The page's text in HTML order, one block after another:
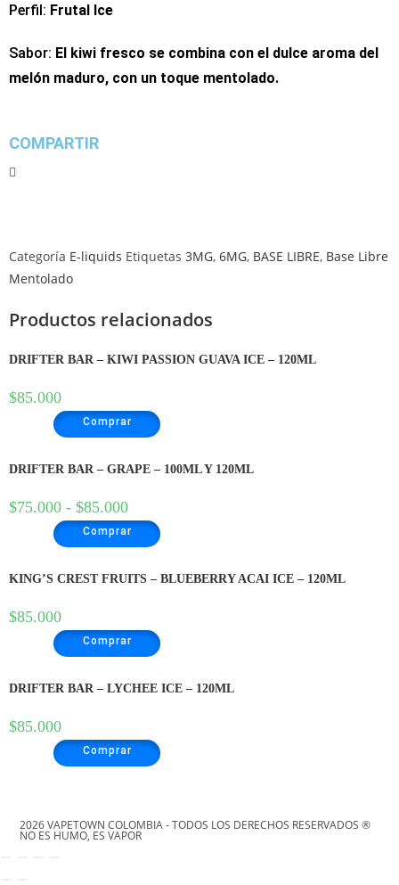
Perfil: Frutal Ice
Sabor: El kiwi fresco se combina con el dulce aroma del
melón maduro, con un toque mentolado.
COMPARTIR
Categoría E-liquids Etiquetas 3MG, 6MG, BASE LIBRE, Base Libre
Mentolado
Productos relacionados
DRIFTER BAR – KIWI PASSION GUAVA ICE – 120ML
$85.000
Comprar
DRIFTER BAR – GRAPE – 100ML Y 120ML
$75.000 - $85.000
Comprar
KING’S CREST FRUITS – BLUEBERRY ACAI ICE – 120ML
$85.000
Comprar
DRIFTER BAR – LYCHEE ICE – 120ML
$85.000
Comprar
2026 VAPETOWN COLOMBIA - TODOS LOS DERECHOS RESERVADOS ®
NO ES HUMO, ES VAPOR